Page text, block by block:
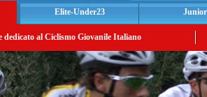
Elite-Under23
dedicato al Ciclismo Giovanile Italiano